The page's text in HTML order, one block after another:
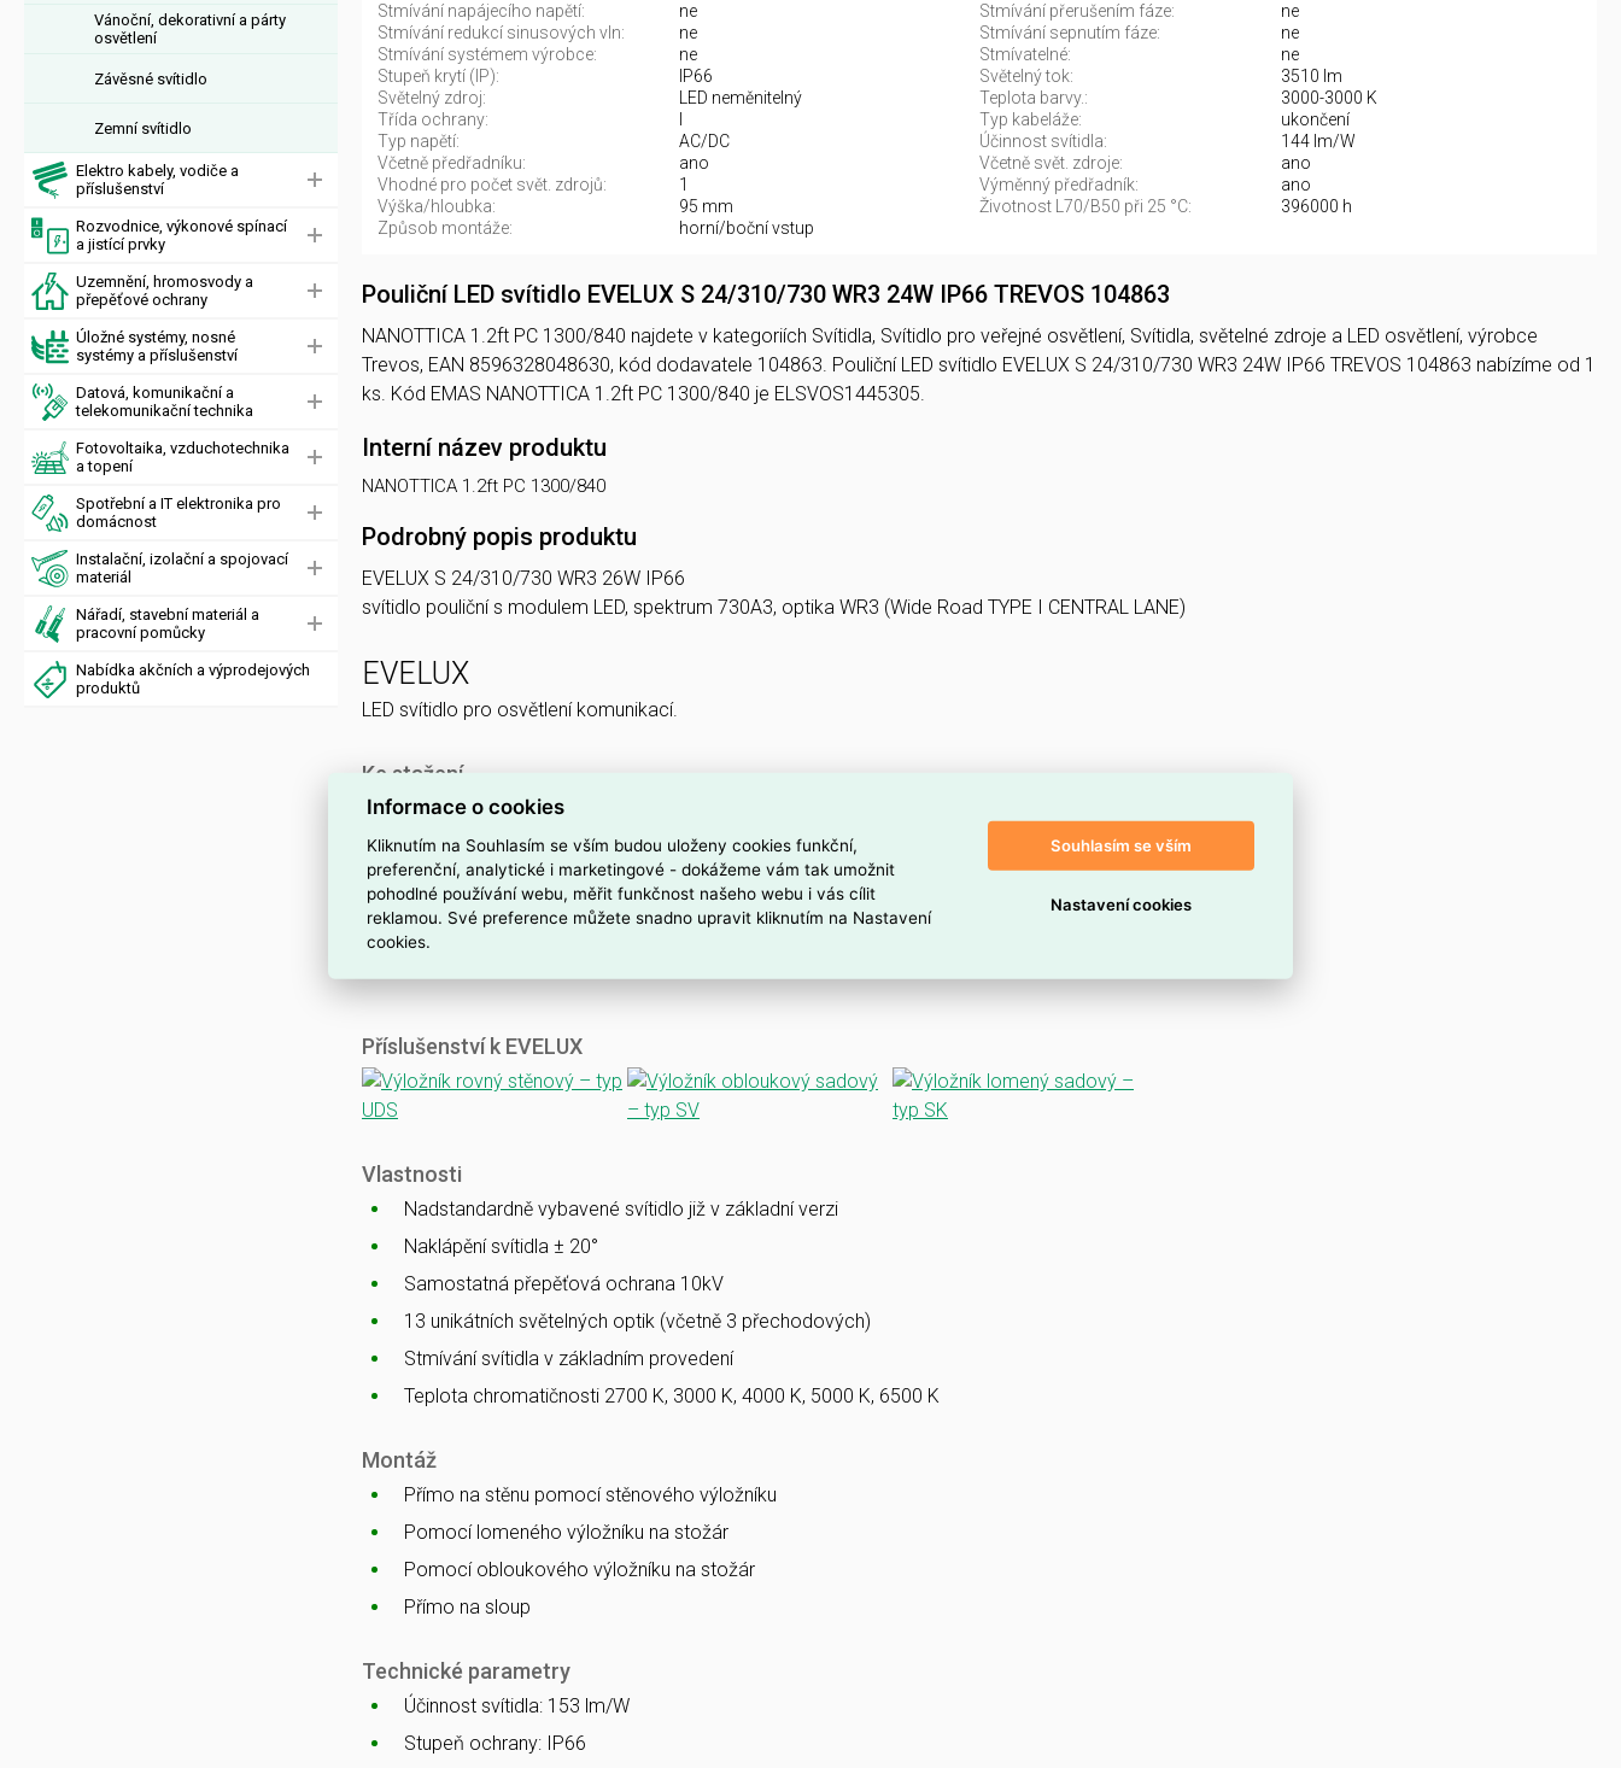
Vánoční, dekorativní a párty
osvětlení
Závěsné svítidlo
Zemní svítidlo
Elektro kabely, vodiče a
příslušenství
Rozvodnice, výkonové spínací
a jistící prvky
Uzemnění, hromosvody a
přepěťové ochrany
Úložné systémy, nosné
systémy a příslušenství
Datová, komunikační a
telekomunikační technika
Fotovoltaika, vzduchotechnika
a topení
Spotřební a IT elektronika pro
domácnost
Instalační, izolační a spojovací
materiál
Nářadí, stavební materiál a
pracovní pomůcky
Nabídka akčních a výprodejových
produktů
Stmívání napájecího napětí:
ne Stmívání přerušením fáze:
ne
Stmívání redukcí sinusových vln:
ne Stmívání sepnutím fáze:
ne
Stmívání systémem výrobce:
ne Stmívatelné:
ne
Stupeň krytí (IP):
IP66 Světelný tok:
3510 lm
Světelný zdroj:
LED neměnitelný Teplota barvy.:
3000-3000 K
Třída ochrany:
Typ kabeláže:
ukončení
Typ napětí:
AC/DC Účinnost svítidla:
144 lm/W
Včetně předřadníku:
ano Včetně svět. zdroje:
ano
Vhodné pro počet svět. zdrojů:
1 Výměnný předřadník:
ano
Výška/hloubka:
95 mm Životnost L70/B50 při 25 °C:
396000 h
Způsob montáže:
horní/boční vstup
Pouliční LED svítidlo EVELUX S 24/310/730 WR3 24W IP66 TREVOS 104863
NANOTTICA 1.2ft PC 1300/840 najdete v kategoriích Svítidla, Svítidlo pro veřejné osvětlení, Svítidla, světelné zdroje a LED osvětlení, výrobce
Trevos, EAN 8596328048630, kód dodavatele 104863. Pouliční LED svítidlo EVELUX S 24/310/730 WR3 24W IP66 TREVOS 104863 nabízíme od 1
ks. Kód EMAS NANOTTICA 1.2ft PC 1300/840 je ELSVOS1445305.
Interní název produktu
NANOTTICA 1.2ft PC 1300/840
Podrobný popis produktu
EVELUX S 24/310/730 WR3 26W IP66
svítidlo pouliční s modulem LED, spektrum 730A3, optika WR3 (Wide Road TYPE I CENTRAL LANE)
EVELUX
LED svítidlo pro osvětlení komunikací.
Ke stažení
Katalogový list
CE
ENEC
CB
EMC
Ballproof
Příslušenství k EVELUX
Vlastnosti
Nadstandardně vybavené svítidlo již v základní verzi
Naklápění svítidla ± 20°
Samostatná přepěťová ochrana 10kV
13 unikátních světelných optik (včetně 3 přechodových)
Stmívání svítidla v základním provedení
Teplota chromatičnosti 2700 K, 3000 K, 4000 K, 5000 K, 6500 K
Montáž
Přímo na stěnu pomocí stěnového výložníku
Pomocí lomeného výložníku na stožár
Pomocí obloukového výložníku na stožár
Přímo na sloup
Technické parametry
Účinnost svítidla: 153 lm/W
Stupeň ochrany: IP66
Informace o cookies
Kliknutím na Souhlasím se vším budou uloženy cookies funkční,
preferenční, analytické i marketingové - dokážeme vám tak umožnit
pohodlné používání webu, měřit funkčnost našeho webu i vás cílit
reklamou. Své preference můžete snadno upravit kliknutím na Nastavení
cookies.
Souhlasím se vším
Nastavení cookies